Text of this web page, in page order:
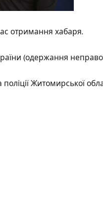
отримання хабаря.
(одержання
Житомирської